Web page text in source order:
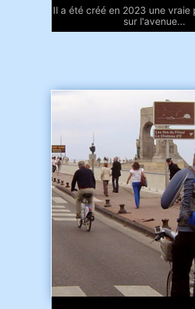
Il a été créé en 2023 une vraie
sur l'avenue...